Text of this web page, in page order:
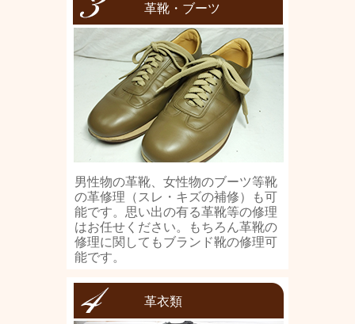
革靴・ブーツ
男性物の革靴、女性物のブーツ等靴
の革修理（スレ・キズの補修）も可
能です。思い出の有る革靴等の修理
はお任せください。もちろん革靴の
修理に関してもブランド靴の修理可
能です。
革衣類